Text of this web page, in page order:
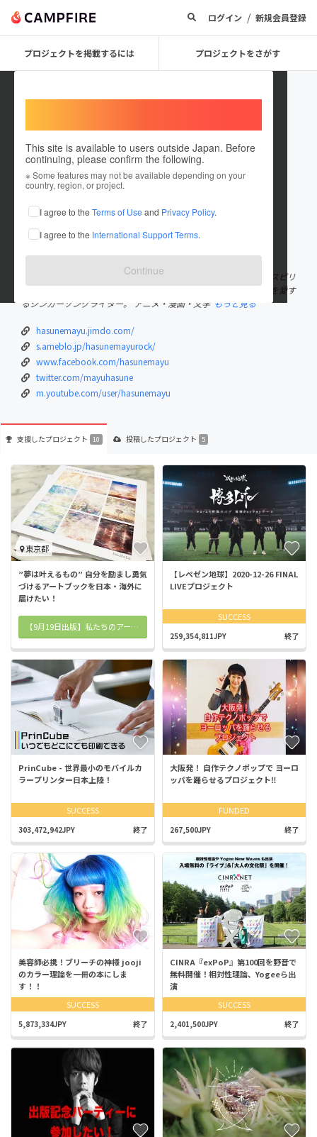
ログイン / 新規会員登録
プロジェクトを掲載するには プロジェクトをさがす
This site is available to users outside Japan. Before
continuing, please confirm the following.
※ Some features may not be available depending on your
country, region, or project.
I agree to the Terms of Use and Privacy Policy.
I agree to the International Support Terms.
Continue
蓮音まゆ
これまでに10回支援して5件のプロジェクトを投稿しています
在住国：日本 現在地：東京都
出身国：日本 出身地：静岡県
静岡県出身のシンガーソングライターギター弾き語り、バンド。 スピリ
チュアルでファンタジーでSF。 森や自然や宇宙、精神世界の調和を愛す
るシンガーソングライター。 アニメ・漫画・文学 もっと見る
hasunemayu.jimdo.com/
s.ameblo.jp/hasunemayurock/
www.facebook.com/hasunemayu
twitter.com/mayuhasune
m.youtube.com/user/hasunemayu
支援したプロジェクト 10 投稿したプロジェクト 5
東京都
”夢は叶えるもの” 自分を励まし勇気
づけるアートブックを日本・海外に
届けたい！
【9月19日出版】私たちのアートブック第二弾をお迎えする
【レペゼン地球】2020-12-26 FINAL
LIVEプロジェクト
SUCCESS
259,354,811JPY 終了
PrinCube - 世界最小のモバイルカ
ラープリンター日本上陸！
SUCCESS
303,472,942JPY 終了
大阪発！ 自作テクノポップで ヨーロ
ッパを踊らせるプロジェクト‼︎
FUNDED
267,500JPY 終了
美容師必携！ブリーチの神様 jooji
のカラー理論を一冊の本にしま
す！！
SUCCESS
5,873,334JPY 終了
CINRA『exPoP』第100回を野音で
無料開催！相対性理論、Yogeeら出
演
SUCCESS
2,401,500JPY 終了